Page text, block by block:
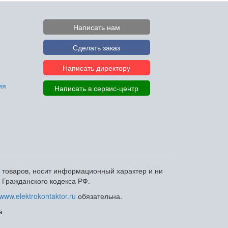
Написать нам
Сделать заказ
Написать директору
Написать в сервис-центр
носит информационный характер и ни
кодекса РФ.
обязательна.